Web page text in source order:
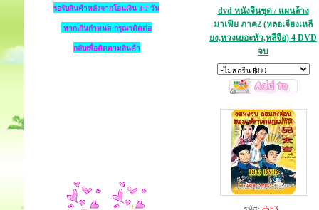
รอรับสินค้าหลังจากโอนเงิน 3-7 วัน
หากเกินกำหนด กรุณาติดต่อ
กลับเพื่อติดตามสินค้า
dvd หนังจีนชุด / แผนล้าง
มาเฟีย ภาค2 (หลอเจียงเหลี
ยง,หวงเยอะหัว,หลีจือ) 4 DVD
จบ